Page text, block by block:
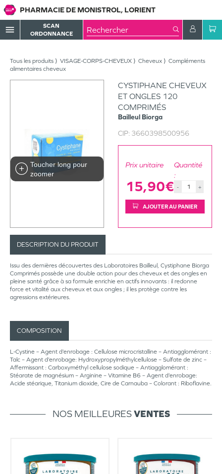
PHARMACIE DE MONISTROL, LORIENT
menu
SCAN
ORDONNANCE
Tous les produits VISAGE-CORPS-CHEVEUX Cheveux
Compléments
alimentaires cheveux
Toucher long pour
zoomer
CYSTIPHANE CHEVEUX
ET ONGLES 120
COMPRIMÉS
Bailleul Biorga
CIP: 3660398500956
Prix unitaire
15,90€
Quantité
:
- +
AJOUTER AU PANIER
DESCRIPTION DU PRODUIT
Issu des dernières découvertes des Laboratoires Bailleul, Cystiphane Biorga
Comprimés possède une double action pour des cheveux et des ongles en
pleine santé grâce à sa formule enrichie en actifs innovants : il redonne
force et vitalité aux cheveux et aux ongles ; il les protège contre les
agressions extérieures.
COMPOSITION
L-Cystine – Agent d’enrobage : Cellulose microcristalline – Antiagglomérant :
Talc – Agent d’enrobage: Hydroxypropylméthylcellulose – Sulfate de zinc –
Affermissant : Carboxyméthyl cellulose sodique – Antiagglomérant :
Stéarate de magnésium – Arginine – Vitamine B6 – Agent d’enrobage:
Acide stéarique, Titanium dioxide, Cire de Carnauba – Colorant : Riboflavine.
NOS MEILLEURESVENTES